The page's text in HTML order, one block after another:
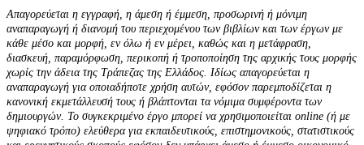
Απαγορεύεται η εγγραφή, η άμεση ή έμμεση, προσωρινή ή μόνιμη
αναπαραγωγή ή διανομή του περιεχομένου των βιβλίων και των έργων με
κάθε μέσο και μορφή, εν όλω ή εν μέρει, καθώς και η μετάφραση,
διασκευή, παραμόρφωση, περικοπή ή τροποποίηση της αρχικής τους μορφής
χωρίς την άδεια της Τράπεζας της Ελλάδος. Ιδίως απαγορεύεται η
αναπαραγωγή για οποιαδήποτε χρήση αυτών, εφόσον παρεμποδίζεται η
κανονική εκμετάλλευσή τους ή βλάπτονται τα νόμιμα συμφέροντα των
δημιουργών. Το συγκεκριμένο έργο μπορεί να χρησιμοποιείται online (ή με
ψηφιακό τρόπο) ελεύθερα για εκπαιδευτικούς, επιστημονικούς, στατιστικούς